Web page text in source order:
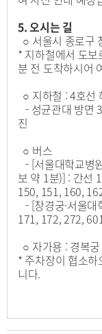
5. 오시는 길
○ 서울시 종로구
* 지하철에서 도
분 전 도착하시어
○ 지하철 :4호선
- 성균관대 방면
진
○ 버스
- [서울대학교병
보 약 1분)] : 간선
150, 151, 160,
- [창경궁·서울
171, 172, 272, 601
○ 자가용 : 경복
* 주차장이 협소
니다.